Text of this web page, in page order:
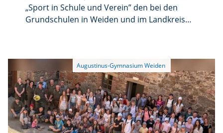
solchen Beschwerden stehen können. Der
Vortrag richtet sich an Betroffene,
Volkshochschule in der Luitpoldstraße 24 in
Weiden beginnt um 18 Uhr. Anmeldung ist
erwünscht unter https://www.vhs-weiden-
neustadt.de/ oder telefonisch unter 0961
48178-0 oder per E-Mail an info@vhs-weiden-
neustadt.de
„Sport in Schule und Verein” den bei den
Grundschulen in Weiden und im Landkreis
teilnehmenden Schulen ermittelte in einem
eigenen Turnier ihre „beste Klasse”. Diese
Schulsieger nahmen an Vorausscheidungen
in Weiden, Waldthurn oder Eschenbach teil.
Die Sieger qualifizierten sich für die Endrunde
in Weiden.